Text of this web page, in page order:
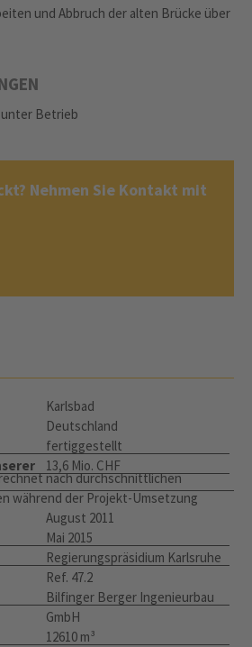
und Abbruch der alten Brücke über
Betrieb
Nehmen Sie Kontakt mit
Karlsbad
Deutschland
fertiggestellt
13,6 Mio. CHF
nach durchschnittlichen
während der Projekt-Umsetzung
August 2011
Mai 2015
Regierungspräsidium Karlsruhe
Ref. 47.2
Bilfinger Berger Ingenieurbau
GmbH
12610 m³